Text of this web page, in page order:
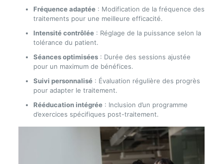
Fréquence adaptée: Modification de la fréquence des
traitements pour une meilleure efficacité.
Intensité contrôlée: Réglage de la puissance selon la
tolérance du patient.
Séances optimisées: Durée des sessions ajustée
pour un maximum de bénéfices.
Suivi personnalisé: Évaluation régulière des progrès
pour adapter le traitement.
Rééducation intégrée: Inclusion d’un programme
d’exercices spécifiques post-traitement.